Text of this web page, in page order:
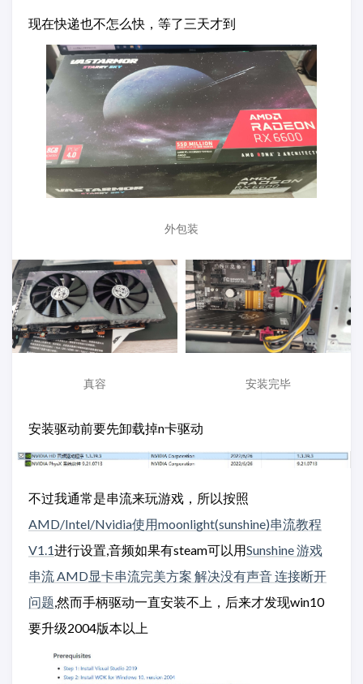
现在快递也不怎么快，等了三天才到
外包装
真容 安装完毕
安装驱动前要先卸载掉n卡驱动
不过我通常是串流来玩游戏，所以按照
AMD/Intel/Nvidia使用moonlight(sunshine)串流教程
V1.1进行设置,音频如果有steam可以用Sunshine 游戏
串流 AMD显卡串流完美方案 解决没有声音 连接断开
问题,然而手柄驱动一直安装不上，后来才发现win10
要升级2004版本以上